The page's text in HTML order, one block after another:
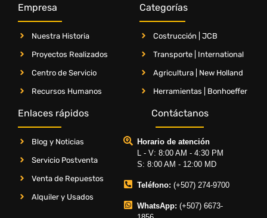
Empresa
Nuestra Historia
Proyectos Realizados
Centro de Servicio
Recursos Humanos
Categorías
Costrucción | JCB
Transporte | International
Agricultura | New Holland
Herramientas | Bonhoeffer
Enlaces rápidos
Blog y Noticias
Servicio Postventa
Venta de Repuestos
Alquiler y Usados
Contáctanos
Horario de atención
L - V: 8:00 AM - 4:30 PM
S: 8:00 AM - 12:00 MD
Teléfono: (+507) 274-9700
WhatsApp: (+507) 6673-